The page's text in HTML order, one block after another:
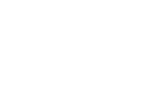
Натуральные обои